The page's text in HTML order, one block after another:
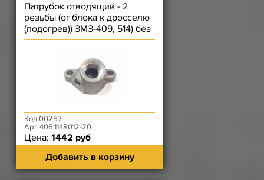
Патрубок отводящий - 2
резьбы (от блока к дросселю
(подогрев)) ЗМЗ-409, 514) без
штуцеров
Код 00257
Арт. 406.1148012-20
Цена: 1442 руб
Добавить в корзину